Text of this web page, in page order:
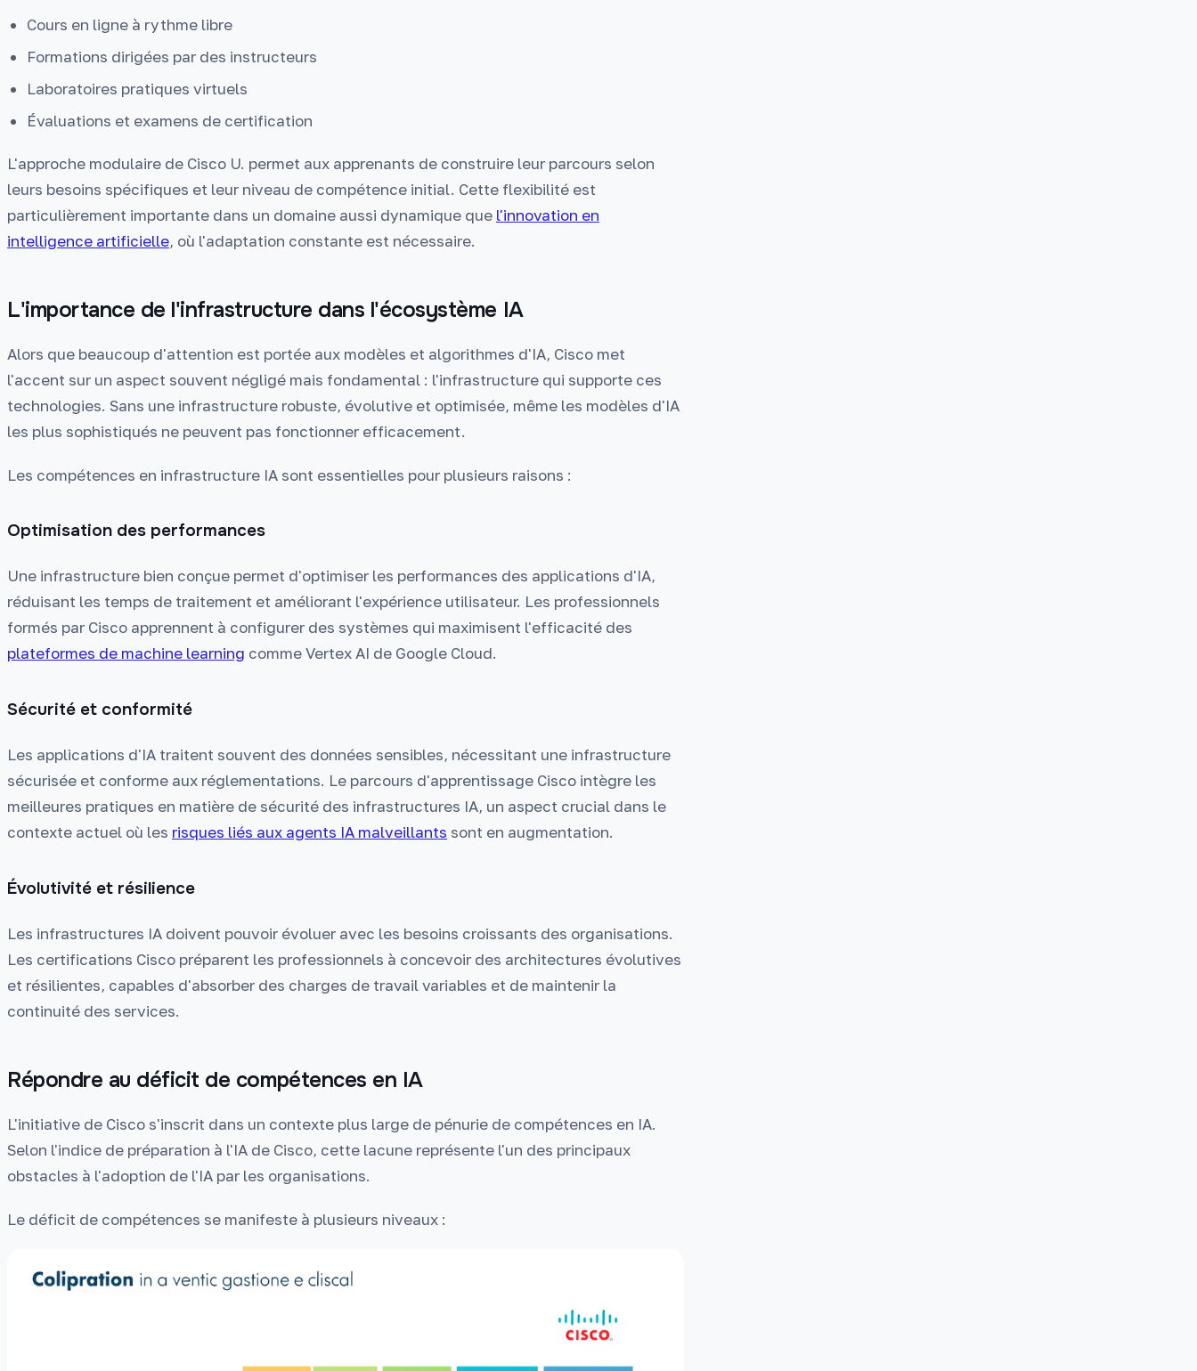
Cours en ligne à rythme libre
Formations dirigées par des instructeurs
Laboratoires pratiques virtuels
Évaluations et examens de certification
L'approche modulaire de Cisco U. permet aux apprenants de construire leur parcours selon
leurs besoins spécifiques et leur niveau de compétence initial. Cette flexibilité est
particulièrement importante dans un domaine aussi dynamique que l'innovation en
intelligence artificielle, où l'adaptation constante est nécessaire.
L'importance de l'infrastructure dans l'écosystème IA
Alors que beaucoup d'attention est portée aux modèles et algorithmes d'IA, Cisco met
l'accent sur un aspect souvent négligé mais fondamental : l'infrastructure qui supporte ces
technologies. Sans une infrastructure robuste, évolutive et optimisée, même les modèles d'IA
les plus sophistiqués ne peuvent pas fonctionner efficacement.
Les compétences en infrastructure IA sont essentielles pour plusieurs raisons :
Optimisation des performances
Une infrastructure bien conçue permet d'optimiser les performances des applications d'IA,
réduisant les temps de traitement et améliorant l'expérience utilisateur. Les professionnels
formés par Cisco apprennent à configurer des systèmes qui maximisent l'efficacité des
plateformes de machine learning comme Vertex AI de Google Cloud.
Sécurité et conformité
Les applications d'IA traitent souvent des données sensibles, nécessitant une infrastructure
sécurisée et conforme aux réglementations. Le parcours d'apprentissage Cisco intègre les
meilleures pratiques en matière de sécurité des infrastructures IA, un aspect crucial dans le
contexte actuel où les risques liés aux agents IA malveillants sont en augmentation.
Évolutivité et résilience
Les infrastructures IA doivent pouvoir évoluer avec les besoins croissants des organisations.
Les certifications Cisco préparent les professionnels à concevoir des architectures évolutives
et résilientes, capables d'absorber des charges de travail variables et de maintenir la
continuité des services.
Répondre au déficit de compétences en IA
L'initiative de Cisco s'inscrit dans un contexte plus large de pénurie de compétences en IA.
Selon l'indice de préparation à l'IA de Cisco, cette lacune représente l'un des principaux
obstacles à l'adoption de l'IA par les organisations.
Le déficit de compétences se manifeste à plusieurs niveaux :